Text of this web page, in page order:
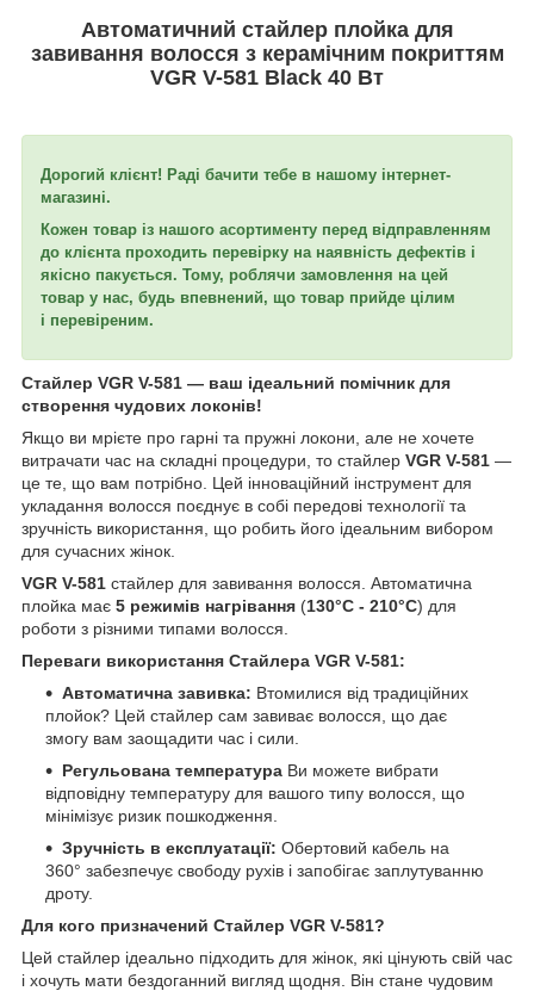
Автоматичний стайлер плойка для
завивання волосся з керамічним покриттям
VGR V-581 Black 40 Вт
Дорогий клієнт! Раді бачити тебе в нашому інтернет-
магазині.
Кожен товар із нашого асортименту перед відправленням
до клієнта проходить перевірку на наявність дефектів і
якісно пакується. Тому, роблячи замовлення на цей
товар у нас, будь впевнений, що товар прийде цілим
і перевіреним.
Стайлер VGR V-581 — ваш ідеальний помічник для
створення чудових локонів!
Якщо ви мрієте про гарні та пружні локони, але не хочете
витрачати час на складні процедури, то стайлер VGR V-581 —
це те, що вам потрібно. Цей інноваційний інструмент для
укладання волосся поєднує в собі передові технології та
зручність використання, що робить його ідеальним вибором
для сучасних жінок.
VGR V-581 стайлер для завивання волосся. Автоматична
плойка має 5 режимів нагрівання (130°C - 210°C) для
роботи з різними типами волосся.
Переваги використання Стайлера VGR V-581:
Автоматична завивка: Втомилися від традиційних
плойок? Цей стайлер сам завиває волосся, що дає
змогу вам заощадити час і сили.
Регульована температура Ви можете вибрати
відповідну температуру для вашого типу волосся, що
мінімізує ризик пошкодження.
Зручність в експлуатації: Обертовий кабель на
360° забезпечує свободу рухів і запобігає заплутуванню
дроту.
Для кого призначений Стайлер VGR V-581?
Цей стайлер ідеально підходить для жінок, які цінують свій час
і хочуть мати бездоганний вигляд щодня. Він стане чудовим